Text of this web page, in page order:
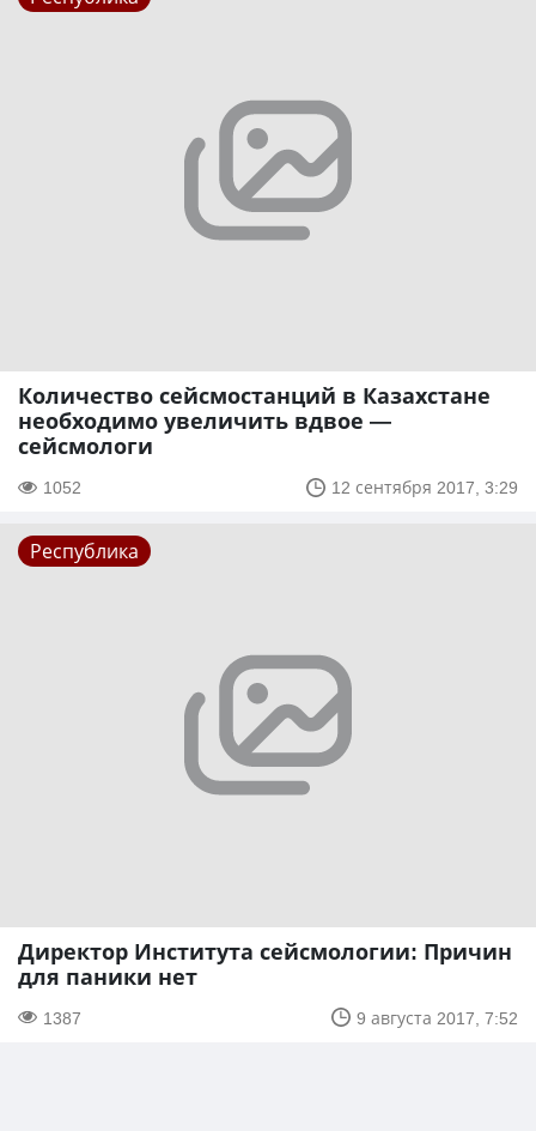
Количество сейсмостанций в Казахстане
необходимо увеличить вдвое —
сейсмологи
1052 12 сентября 2017, 3:29
Республика
Директор Института сейсмологии: Причин
для паники нет
1387 9 августа 2017, 7:52